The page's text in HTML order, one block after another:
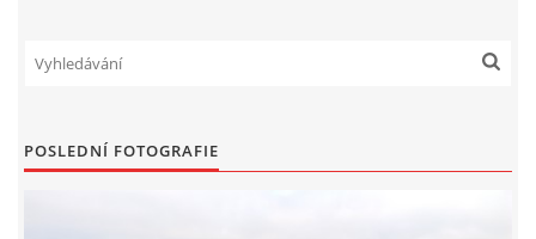
MAPA
POSLEDNÍ FOTOGRAFIE